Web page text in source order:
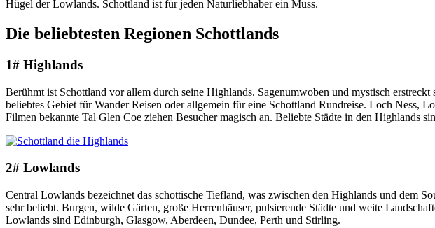
Hügel der Lowlands. Schottland ist für jeden Naturliebhaber ein Muss.
Die beliebtesten Regionen Schottlands
1# Highlands
Berühmt ist Schottland vor allem durch seine Highlands. Sagenumwoben und mystisch
beliebtes Gebiet für Wander Reisen oder allgemein für eine Schottland Rundreise. Loch Ness,
Filmen bekannte Tal Glen Coe ziehen Besucher magisch an. Beliebte Städte in den Highlands
2# Lowlands
Central Lowlands bezeichnet das schottische Tiefland, was zwischen den Highlands und dem
sehr beliebt. Burgen, wilde Gärten, große Herrenhäuser, pulsierende Städte und weite
Lowlands sind Edinburgh, Glasgow, Aberdeen, Dundee, Perth und Stirling.